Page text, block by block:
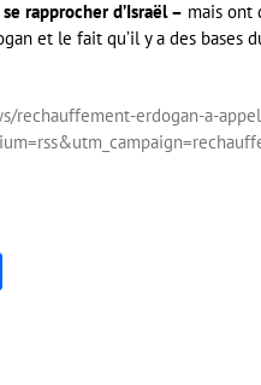
rapprocher d’Israël – mais ont
et le fait qu’il y a des bases
rechauffement-erdogan-a-